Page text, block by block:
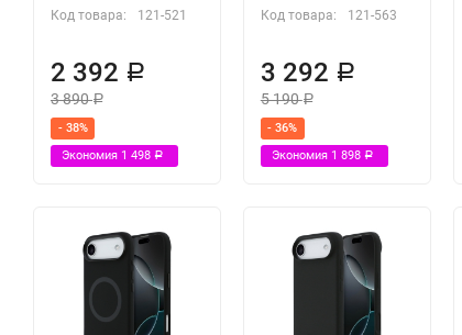
Код товара: 121-521
2 392 Р
3 890Р
- 38%
Экономия 1 498 Р
Код товара: 121-563
3 292 Р
5 190Р
- 36%
Экономия 1 898 Р